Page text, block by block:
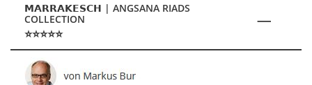
𝗠𝗔𝗥𝗥𝗔𝗞𝗘𝗦𝗖𝗛 | ANGSANA RIADS
COLLECTION
⭐⭐⭐⭐⭐